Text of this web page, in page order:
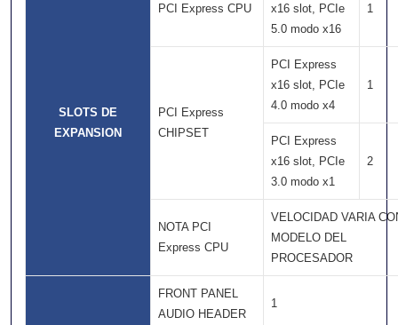
SLOTS DE
EXPANSION
PCI Express CPU
x16 slot, PCIe
5.0 modo x16
1
PCI Express
CHIPSET
PCI Express
x16 slot, PCIe
4.0 modo x4
1
PCI Express
x16 slot, PCIe
3.0 modo x1
2
NOTA PCI
Express CPU
VELOCIDAD VARIA
MODELO DEL
PROCESADOR
FRONT PANEL
AUDIO HEADER
1